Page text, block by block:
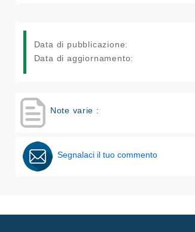
Data di pubblicazione:
Data di aggiornamento:
Note varie :
Segnalaci il tuo commento